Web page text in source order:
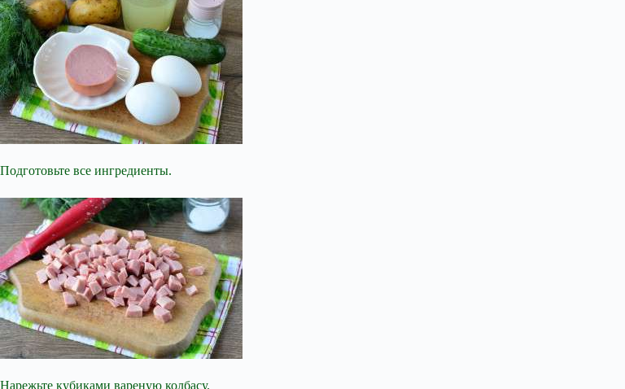
Подготовьте все ингредиенты.
Нарежьте кубиками вареную колбасу.